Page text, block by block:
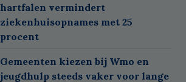
hartfalen vermindert
ziekenhuisopnames met 25
procent
Gemeenten kiezen bij Wmo en
jeugdhulp steeds vaker voor lange